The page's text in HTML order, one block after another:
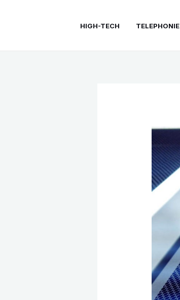
HIGH-TECH TELEPHONIE